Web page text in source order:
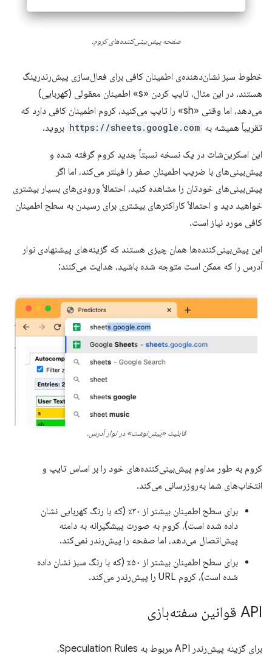
صفحه پیش‌بینی‌کننده‌های کروم.
خطوط سبز نشان‌دهنده‌ی اطمینان کافی برای فعال‌سازی پیش‌رندرینگ
هستند. در این مثال، تایپ کردن «s» اطمینان معقولی (کهربایی)
می‌دهد، اما وقتی «sh» را تایپ می‌کنید، کروم اطمینان کافی دارد که
تقریباً همیشه به https://sheets.google.com بروید.
این اسکرین‌شات در یک نسخه نسبتاً جدید کروم گرفته شده و
پیش‌بینی‌های با ضریب اطمینان صفر را فیلتر می‌کند، اما اگر
پیش‌بینی‌های خودتان را مشاهده کنید، احتمالاً ورودی‌های بسیار بیشتری
خواهید دید و احتمالاً کاراکترهای بیشتری برای رسیدن به سطح اطمینان
کافی مورد نیاز است.
این پیش‌بینی‌کننده‌ها همان چیزی هستند که گزینه‌های پیشنهادی نوار
آدرس را که ممکن است متوجه شده باشید، هدایت می‌کنند:
قابلیت «پیش‌نوشت» در نوار آدرس.
کروم به طور مداوم پیش‌بینی‌کننده‌های خود را بر اساس تایپ و
انتخاب‌های شما به‌روزرسانی می‌کند.
برای سطح اطمینان بیشتر از ۳۰٪ (که با رنگ کهربایی نشان
داده شده است)، کروم به صورت پیشگیرانه به دامنه
پیش‌اتصال می‌دهد، اما صفحه را پیش‌رندر نمی‌کند.
برای سطح اطمینان بیشتر از ۵۰٪ (که با رنگ سبز نشان داده
شده است)، کروم URL را پیش‌رندر می‌کند.
API قوانین سفته‌بازی
برای گزینه پیش‌رندر API مربوط به Speculation Rules،